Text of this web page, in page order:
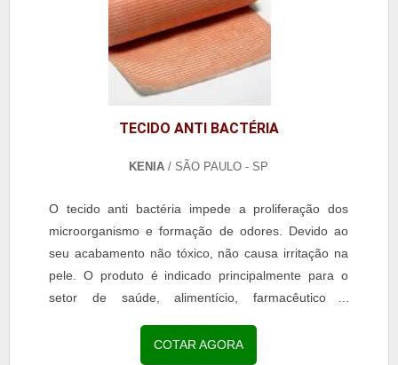
TECIDO ANTI BACTÉRIA
KENIA/ SÃO PAULO - SP
O tecido anti bactéria impede a proliferação dos
microorganismo e formação de odores. Devido ao
seu acabamento não tóxico, não causa irritação na
pele. O produto é indicado principalmente para o
setor de saúde, alimentício, farmacêutico e
COTAR AGORA